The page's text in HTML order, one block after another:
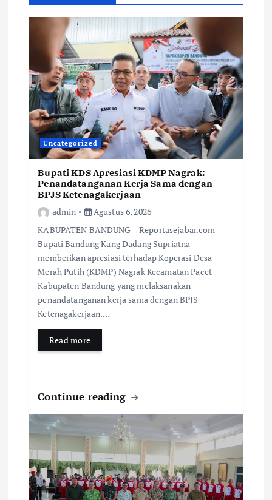
Uncategorized
Bupati KDS Apresiasi KDMP Nagrak:
Penandatanganan Kerja Sama dengan
BPJS Ketenagakerjaan
admin
Agustus 6, 2026
KABUPATEN BANDUNG – Reportasejabar.com -
Bupati Bandung Kang Dadang Supriatna
memberikan apresiasi terhadap Koperasi Desa
Merah Putih (KDMP) Nagrak Kecamatan Pacet
Kabupaten Bandung yang melaksanakan
penandatanganan kerja sama dengan BPJS
Ketenagakerjaan.…
Read more
Continue reading